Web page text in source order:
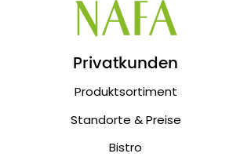
Privatkunden
Produktsortiment
Standorte & Preise
Bistro